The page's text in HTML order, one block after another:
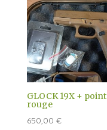
GLOCK 19X + point
rouge
650,00 €